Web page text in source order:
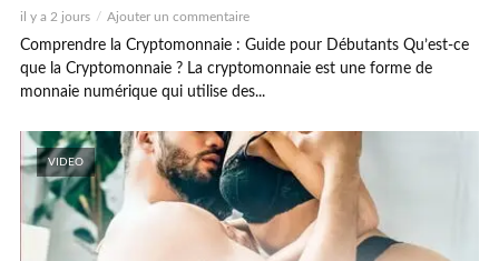
il y a 2 jours Ajouter un commentaire
Comprendre la Cryptomonnaie : Guide pour Débutants Qu’est-ce
que la Cryptomonnaie ? La cryptomonnaie est une forme de
monnaie numérique qui utilise des...
VIDEO